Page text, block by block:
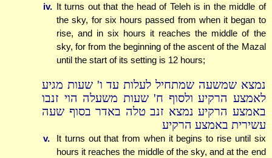
iv. It turns out that the head of Teleh is in the middle of
the sky, for six hours passed from when it began to
rise, and in six hours it reaches the middle of the
sky, for from the beginning of the ascent of the Mazal
until the start of its setting is 12 hours;
נמצא שמשעה שמתחיל לעלות עד ו' שעות מגיע
לאמצע הרקיע ולסוף ח' שעות משעלה הוי זנבו
באמצע הרקיע נמצא זנב טלה באדר בסוף שעה
עשירית באמצע הרקיע
v.
It turns out that from when it begins to rise until six
hours it reaches the middle of the sky, and at the end